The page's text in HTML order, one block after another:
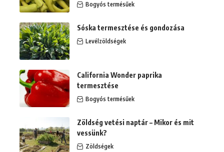
Bogyós termésűek
Sóska termesztése és gondozása
Levélzöldségek
California Wonder paprika
termesztése
Bogyós termésűek
Zöldség vetési naptár – Mikor és mit
vessünk?
Zöldségek